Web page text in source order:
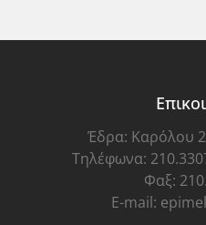
Έδρα: Καρόλου
Τηλέφωνα:
Φαξ:
E-mail: